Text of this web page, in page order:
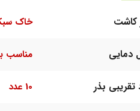
کاشت خاک
دمایی مناسب
تقریبی بذر 10 عدد